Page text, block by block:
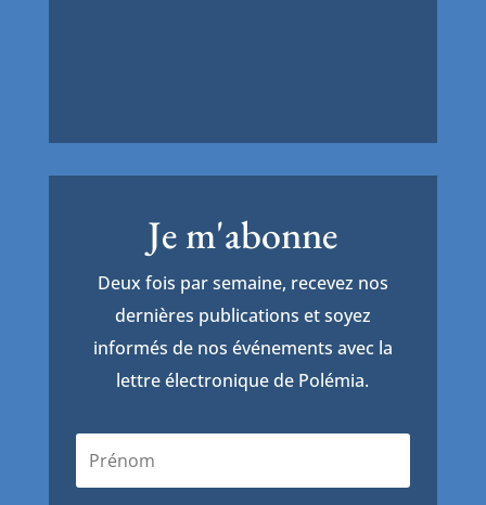
Je m'abonne
Deux fois par semaine, recevez nos
dernières publications et soyez
informés de nos événements avec la
lettre électronique de Polémia.